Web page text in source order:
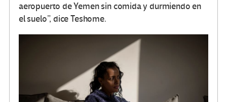
aeropuerto de Yemen sin comida y durmiendo en
el suelo”, dice Teshome.